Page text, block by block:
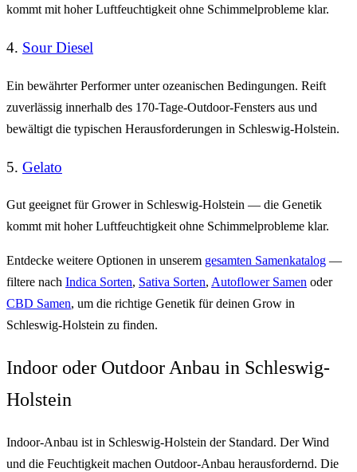
kommt mit hoher Luftfeuchtigkeit ohne Schimmelprobleme klar.
4. Sour Diesel
Ein bewährter Performer unter ozeanischen Bedingungen. Reift
zuverlässig innerhalb des 170-Tage-Outdoor-Fensters aus und
bewältigt die typischen Herausforderungen in Schleswig-Holstein.
5. Gelato
Gut geeignet für Grower in Schleswig-Holstein — die Genetik
kommt mit hoher Luftfeuchtigkeit ohne Schimmelprobleme klar.
Entdecke weitere Optionen in unserem gesamten Samenkatalog —
filtere nach Indica Sorten, Sativa Sorten, Autoflower Samen oder
CBD Samen, um die richtige Genetik für deinen Grow in
Schleswig-Holstein zu finden.
Indoor oder Outdoor Anbau in Schleswig-
Holstein
Indoor-Anbau ist in Schleswig-Holstein der Standard. Der Wind
und die Feuchtigkeit machen Outdoor-Anbau herausfordernd. Die